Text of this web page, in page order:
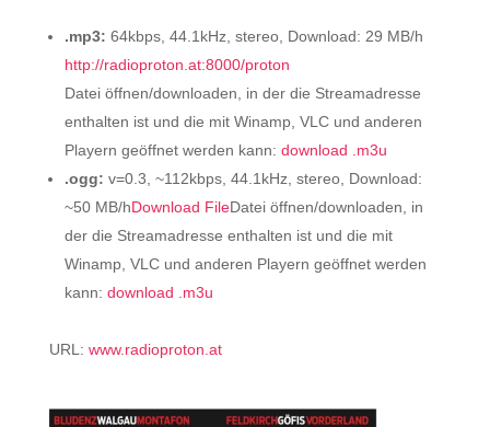
.mp3: 64kbps, 44.1kHz, stereo, Download: 29 MB/h
http://radioproton.at:8000/proton
Datei öffnen/downloaden, in der die Streamadresse
enthalten ist und die mit Winamp, VLC und anderen
Playern geöffnet werden kann: download .m3u
.ogg: v=0.3, ~112kbps, 44.1kHz, stereo, Download:
~50 MB/hDownload FileDatei öffnen/downloaden, in
der die Streamadresse enthalten ist und die mit
Winamp, VLC und anderen Playern geöffnet werden
kann: download .m3u
URL: www.radioproton.at